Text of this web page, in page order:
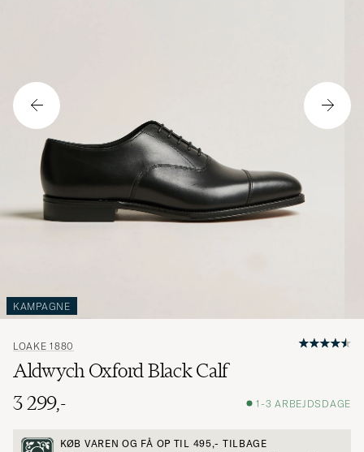
KAMPAGNE
LOAKE 1880
Aldwych Oxford Black Calf
3 299,-
1-3 ARBEJDSDAGE
KØB VAREN OG FÅ OP TIL 495,- TILBAGE